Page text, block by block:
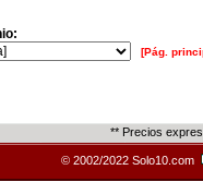
[Pág.
** Precios
© 2002/2022 Solo10.com